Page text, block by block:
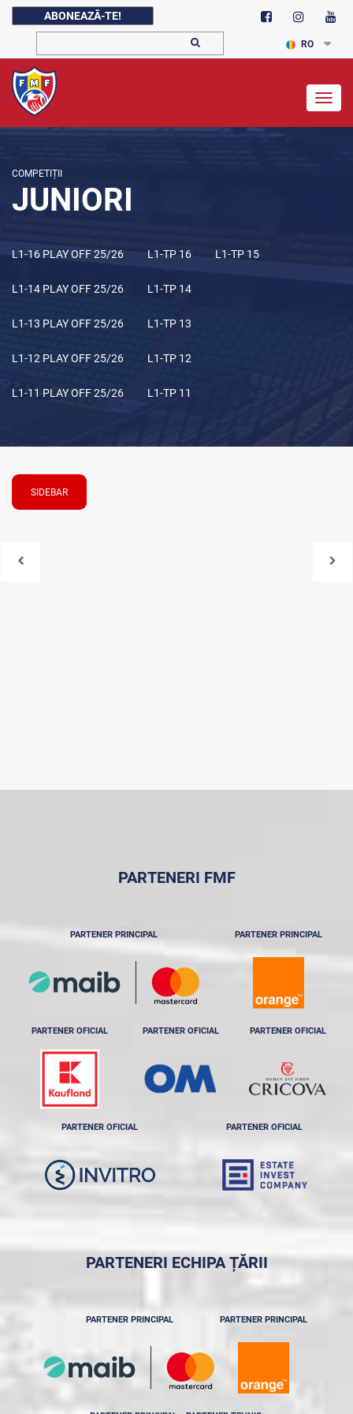
ABONEAZĂ-TE!
RO
COMPETIȚII
JUNIORI
L1-16 PLAY OFF 25/26 L1-TP 16 L1-TP 15
L1-14 PLAY OFF 25/26 L1-TP 14
L1-13 PLAY OFF 25/26 L1-TP 13
L1-12 PLAY OFF 25/26 L1-TP 12
L1-11 PLAY OFF 25/26 L1-TP 11
SIDEBAR
PARTENERI FMF
PARTENER PRINCIPAL PARTENER PRINCIPAL
PARTENER OFICIAL PARTENER OFICIAL PARTENER OFICIAL
PARTENER OFICIAL PARTENER OFICIAL
PARTENERI ECHIPA ȚĂRII
PARTENER PRINCIPAL PARTENER PRINCIPAL